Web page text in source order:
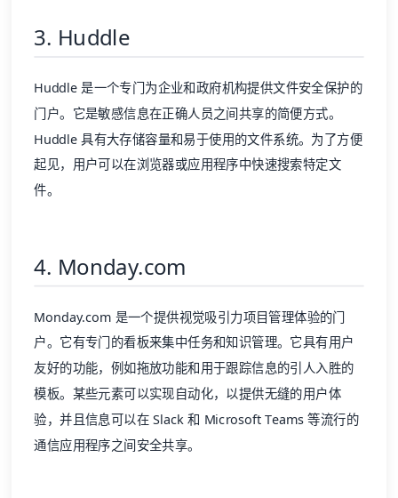
3. Huddle
Huddle 是一个专门为企业和政府机构提供文件安全保护的
门户。它是敏感信息在正确人员之间共享的简便方式。
Huddle 具有大存储容量和易于使用的文件系统。为了方便
起见，用户可以在浏览器或应用程序中快速搜索特定文
件。
4. Monday.com
Monday.com 是一个提供视觉吸引力项目管理体验的门
户。它有专门的看板来集中任务和知识管理。它具有用户
友好的功能，例如拖放功能和用于跟踪信息的引人入胜的
模板。某些元素可以实现自动化，以提供无缝的用户体
验，并且信息可以在 Slack 和 Microsoft Teams 等流行的
通信应用程序之间安全共享。